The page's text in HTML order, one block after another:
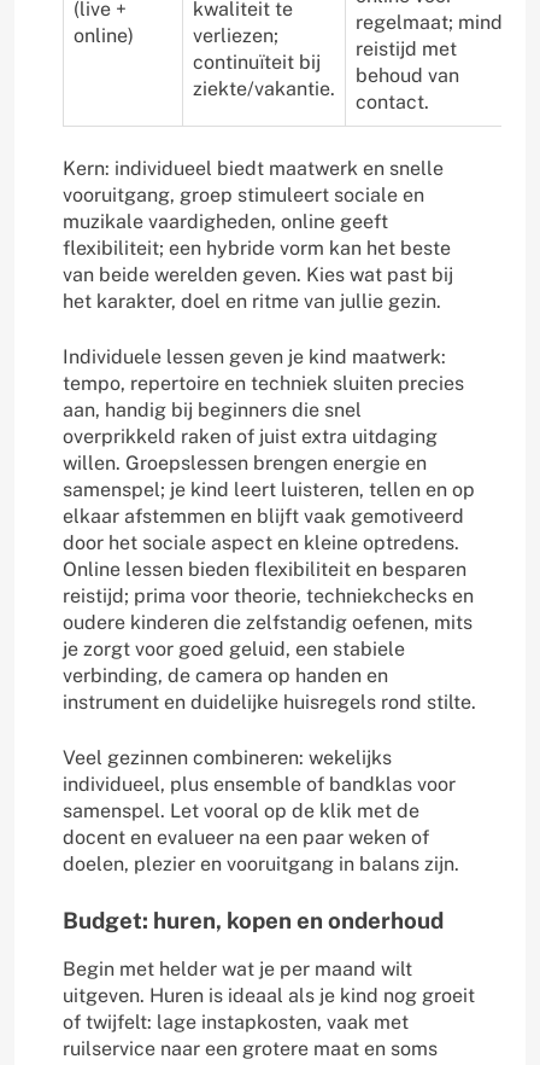
(live +
online)
kwaliteit te
verliezen;
continuïteit bij
ziekte/vakantie.
regelmaat; minder
reistijd met
behoud van
contact.
Kern: individueel biedt maatwerk en snelle
vooruitgang, groep stimuleert sociale en
muzikale vaardigheden, online geeft
flexibiliteit; een hybride vorm kan het beste
van beide werelden geven. Kies wat past bij
het karakter, doel en ritme van jullie gezin.
Individuele lessen geven je kind maatwerk:
tempo, repertoire en techniek sluiten precies
aan, handig bij beginners die snel
overprikkeld raken of juist extra uitdaging
willen. Groepslessen brengen energie en
samenspel; je kind leert luisteren, tellen en op
elkaar afstemmen en blijft vaak gemotiveerd
door het sociale aspect en kleine optredens.
Online lessen bieden flexibiliteit en besparen
reistijd; prima voor theorie, techniekchecks en
oudere kinderen die zelfstandig oefenen, mits
je zorgt voor goed geluid, een stabiele
verbinding, de camera op handen en
instrument en duidelijke huisregels rond stilte.
Veel gezinnen combineren: wekelijks
individueel, plus ensemble of bandklas voor
samenspel. Let vooral op de klik met de
docent en evalueer na een paar weken of
doelen, plezier en vooruitgang in balans zijn.
Budget: huren, kopen en onderhoud
Begin met helder wat je per maand wilt
uitgeven. Huren is ideaal als je kind nog groeit
of twijfelt: lage instapkosten, vaak met
ruilservice naar een grotere maat en soms